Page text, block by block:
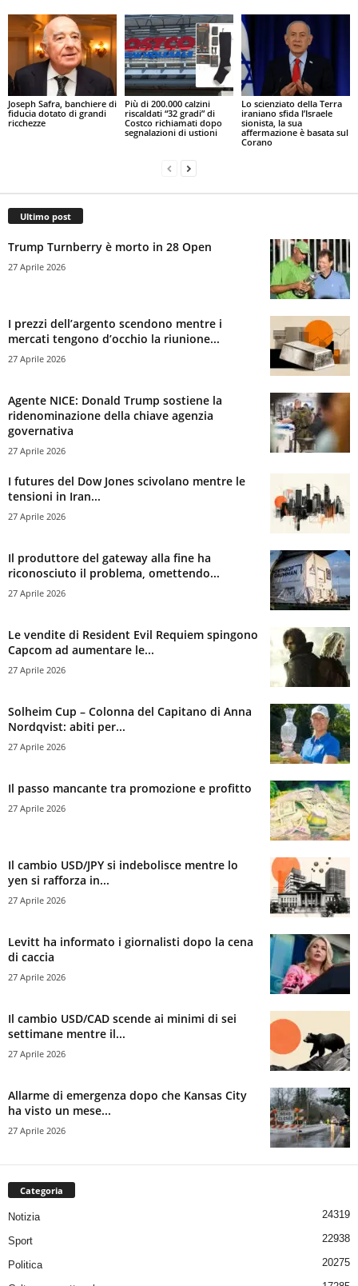
Joseph Safra, banchiere di
fiducia dotato di grandi
ricchezze
Più di 200.000 calzini
riscaldati “32 gradi” di
Costco richiamati dopo
segnalazioni di ustioni
Lo scienziato della Terra
iraniano sfida l’Israele
sionista, la sua
affermazione è basata sul
Corano
Ultimo post
Trump Turnberry è morto in 28 Open
27 Aprile 2026
I prezzi dell’argento scendono mentre i
mercati tengono d’occhio la riunione...
27 Aprile 2026
Agente NICE: Donald Trump sostiene la
ridenominazione della chiave agenzia
governativa
27 Aprile 2026
I futures del Dow Jones scivolano mentre le
tensioni in Iran...
27 Aprile 2026
Il produttore del gateway alla fine ha
riconosciuto il problema, omettendo...
27 Aprile 2026
Le vendite di Resident Evil Requiem spingono
Capcom ad aumentare le...
27 Aprile 2026
Solheim Cup – Colonna del Capitano di Anna
Nordqvist: abiti per...
27 Aprile 2026
Il passo mancante tra promozione e profitto
27 Aprile 2026
Il cambio USD/JPY si indebolisce mentre lo
yen si rafforza in...
27 Aprile 2026
Levitt ha informato i giornalisti dopo la cena
di caccia
27 Aprile 2026
Il cambio USD/CAD scende ai minimi di sei
settimane mentre il...
27 Aprile 2026
Allarme di emergenza dopo che Kansas City
ha visto un mese...
27 Aprile 2026
Categoria
Notizia 24319
Sport 22938
Politica 20275